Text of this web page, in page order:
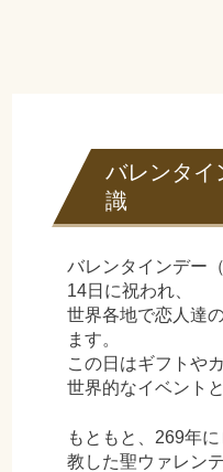
バレンタイ
識
バレンタインデー
14日に祝われ、
世界各地で恋人達
ます。
この日はギフトや
世界的なイベント
もともと、269年
教した聖ウァレン